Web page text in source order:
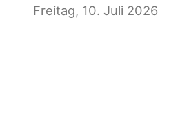
Freitag, 10. Juli 2026